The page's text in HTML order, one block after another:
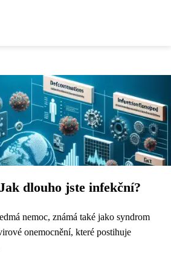
dlouho jste infekční?
nemoc, známá také jako syndrom
onemocnění, které postihuje